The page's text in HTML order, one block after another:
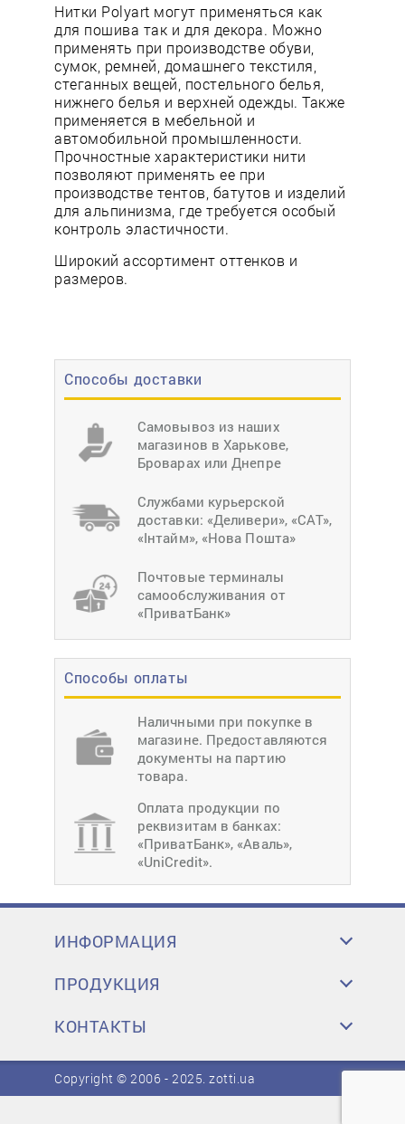
Способы доставки
Самовывоз из наших
магазинов в Харькове,
Броварах или Днепре
Службами курьерской
доставки: «Деливери», «САТ»,
«Інтайм», «Нова Пошта»
Почтовые терминалы
самообслуживания от
«ПриватБанк»
Способы оплаты
Наличными при покупке в
магазине. Предоставляются
документы на партию
товара.
Оплата продукции по
реквизитам в банках:
«ПриватБанк», «Аваль»,
«UniCredit».
Нитки Polyart могут применяться как
для пошива так и для декора. Можно
применять при производстве обуви,
сумок, ремней, домашнего текстиля,
стеганных вещей, постельного белья,
нижнего белья и верхней одежды. Также
применяется в мебельной и
автомобильной промышленности.
Прочностные характеристики нити
позволяют применять ее при
производстве тентов, батутов и изделий
для альпинизма, где требуется особый
контроль эластичности.
Широкий ассортимент оттенков и
размеров.
ИНФОРМАЦИЯ
ПРОДУКЦИЯ
КОНТАКТЫ
Copyright © 2006 - 2025.zotti.ua